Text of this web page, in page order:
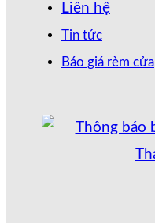
Liên hệ
Tin tức
Báo giá rèm cửa